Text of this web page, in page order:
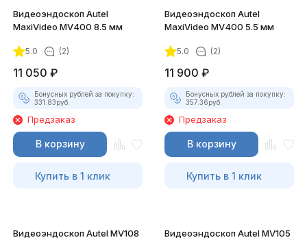
Видеоэндоскоп Autel
MaxiVideo MV400 8.5 мм
5.0 (2)
11 050 ₽
Бонусных рублей за покупку:
331.83руб.
Предзаказ
В корзину
Купить в 1 клик
Видеоэндоскоп Autel
MaxiVideo MV400 5.5 мм
5.0 (2)
11 900 ₽
Бонусных рублей за покупку:
357.36руб.
Предзаказ
В корзину
Купить в 1 клик
Видеоэндоскоп Autel MV108
Видеоэндоскоп Autel MV105